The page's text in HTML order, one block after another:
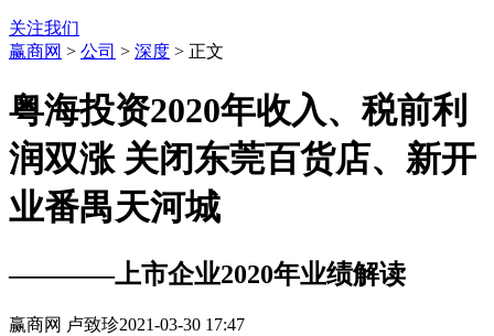
关注我们
赢商网 > 公司 > 深度 > 正文
粤海投资2020年收入、税前利
润双涨 关闭东莞百货店、新开
业番禺天河城
————上市企业2020年业绩解读
赢商网 卢致珍2021-03-30 17:47